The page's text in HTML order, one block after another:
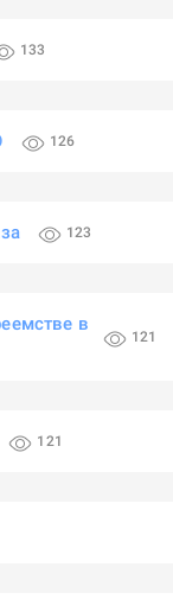
133
126
123
в
121
121